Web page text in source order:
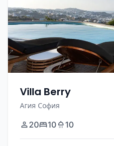
Villa Berry
Агия София
20 10 10